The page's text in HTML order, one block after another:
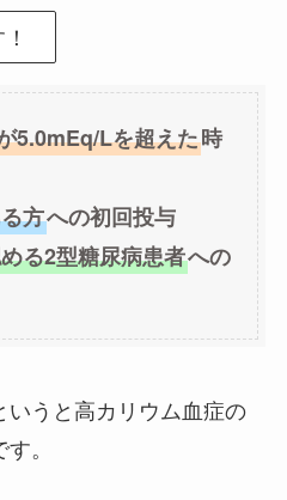
5.0mEq/Lを超えた時
方への初回投与
る2型糖尿病患者への
うと高カリウム血症の
。